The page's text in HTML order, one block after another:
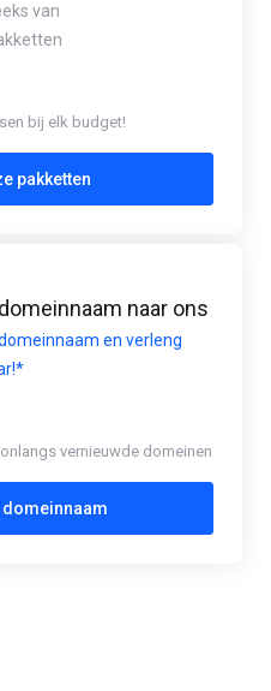
van
bij elk budget!
pakketten
naar ons
en verleng
vernieuwde domeinen